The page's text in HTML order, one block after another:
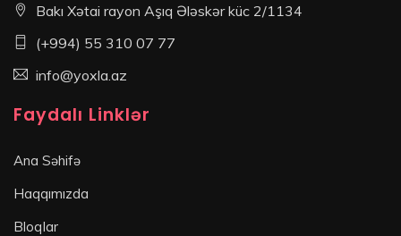
Bakı Xətai rayon Aşıq Ələskər küc 2/1134
(+994) 55 310 07 77
info@yoxla.az
Faydalı Linklər
Ana Səhifə
Haqqımızda
Bloqlar